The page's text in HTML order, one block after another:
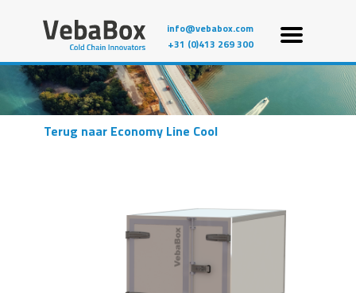
info@vebabox.com
+31 (0)413 269 300
Terug naar Economy Line Cool